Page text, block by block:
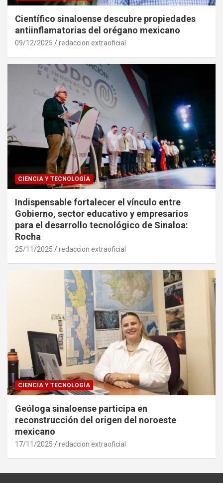
Científico sinaloense descubre propiedades
antiinflamatorias del orégano mexicano
09/12/2025 redaccion extraoficial
CIENCIA Y TECNOLOGÍA
Indispensable fortalecer el vínculo entre
Gobierno, sector educativo y empresarios
para el desarrollo tecnológico de Sinaloa:
Rocha
25/11/2025 redaccion extraoficial
CIENCIA Y TECNOLOGÍA
Geóloga sinaloense participa en
reconstrucción del origen del noroeste
mexicano
17/11/2025 redaccion extraoficial